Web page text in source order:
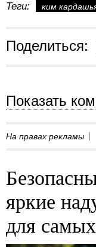
Теги: ким
Поделиться:
Показать
На правах рекламы
яркие
для